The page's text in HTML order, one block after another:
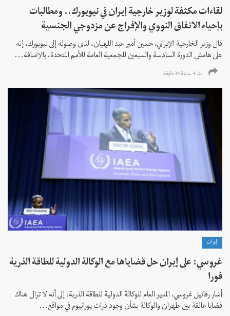
لقاءات مكثفة لوزير خارجية إيران في نيويورك.. ومطالبات
بإحياء الاتفاق النووي والإفراج عن مزدوجي الجنسية
قال وزير الخارجية الإيراني، حسين أمير عبد اللهيان، لدى وصوله إلى نيويورك، إنه
على هامش الدورة السادسة والسبعين للجمعية العامة للأمم المتحدة، بالإضافة...
منذ 4 ساعة 34 دقیقة
إيران
غروسي: على إيران حل قضاياها مع الوكالة الدولية للطاقة الذرية
فورا
أشار رفائيل غروسي، المدير العام للوكالة الدولية للطاقة الذرية، إلى أنه لا تزال هناك
قضايا عالقة بين طهران والوكالة بشأن وجود ذرات يورانيوم في مواقع...